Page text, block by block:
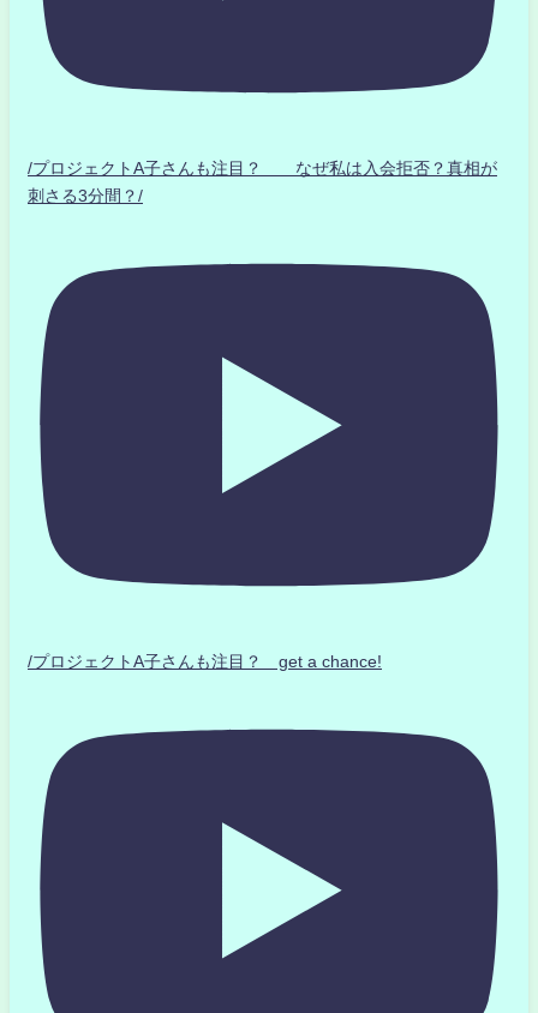
/プロジェクトA子さんも注目？ なぜ私は入会拒否？真相が
刺さる3分間？/
/プロジェクトA子さんも注目？ get a chance!